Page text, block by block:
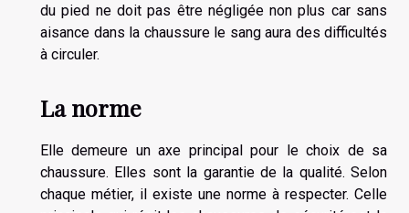
du pied ne doit pas être négligée non plus car sans
aisance dans la chaussure le sang aura des difficultés
à circuler.
La norme
Elle demeure un axe principal pour le choix de sa
chaussure. Elles sont la garantie de la qualité. Selon
chaque métier, il existe une norme à respecter. Celle